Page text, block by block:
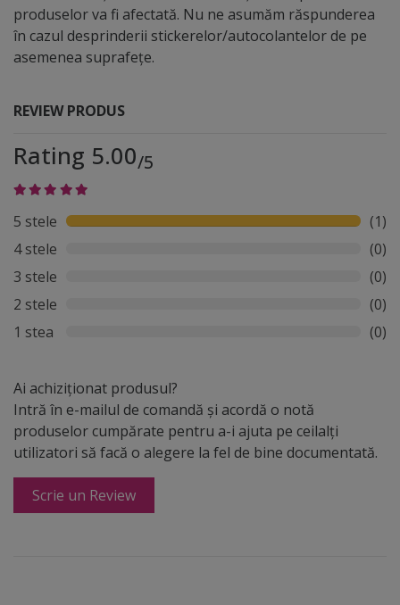
produselor va fi afectată. Nu ne asumăm răspunderea
în cazul desprinderii stickerelor/autocolantelor de pe
asemenea suprafețe.
REVIEW PRODUS
Rating 5.00/5
5 stele
(1)
4 stele
(0)
3 stele
(0)
2 stele
(0)
1 stea
(0)
Ai achiziționat produsul?
Intră în e-mailul de comandă și acordă o notă
produselor cumpărate pentru a-i ajuta pe ceilalți
utilizatori să facă o alegere la fel de bine documentată.
Scrie un Review